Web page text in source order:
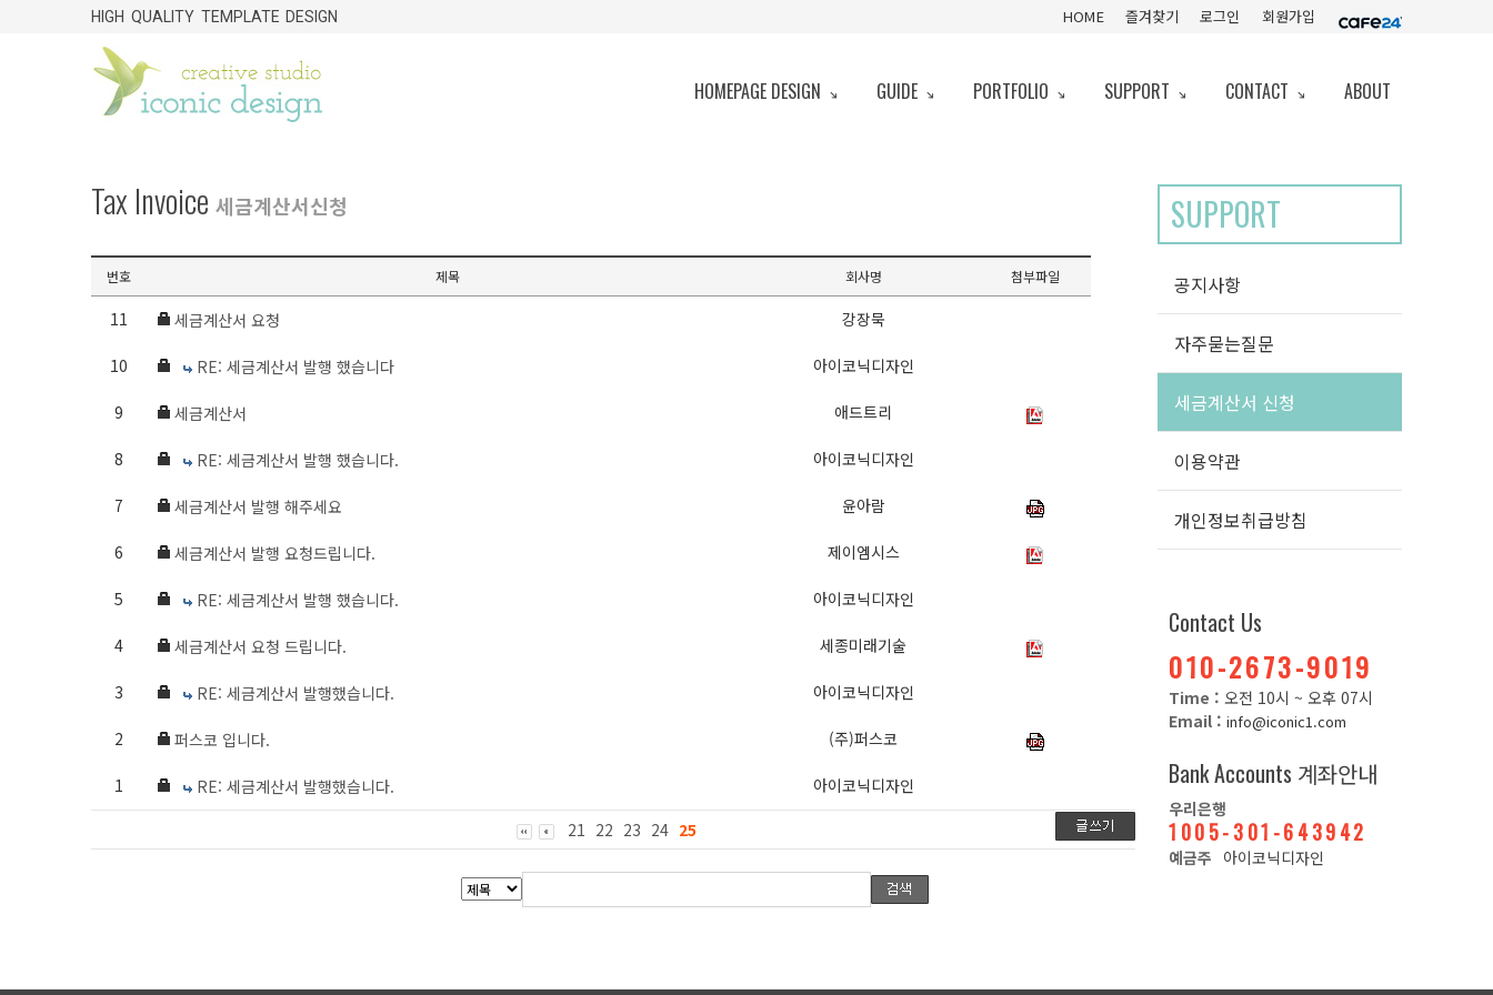
HIGH QUALITY TEMPLATE DESIGN HOME 즐겨찾기 로그인 회원가입
HOMEPAGE DESIGN GUIDE PORTFOLIO SUPPORT CONTACT ABOUT
Tax Invoice 세금계산서신청
번호 제목 회사명 첨부파일
11 세금계산서 요청 강장묵
10 RE: 세금계산서 발행 했습니다 아이코닉디자인
9 세금계산서 애드트리
8 RE: 세금계산서 발행 했습니다. 아이코닉디자인
7 세금계산서 발행 해주세요 윤아람
6 세금계산서 발행 요청드립니다. 제이엠시스
5 RE: 세금계산서 발행 했습니다. 아이코닉디자인
4 세금계산서 요청 드립니다. 세종미래기술
3 RE: 세금계산서 발행했습니다. 아이코닉디자인
2 퍼스코 입니다. (주)퍼스코
1 RE: 세금계산서 발행했습니다.
아이코닉디자인
21 22 23 24 25
SUPPORT
공지사항
자주묻는질문
세금계산서 신청
이용약관
개인정보취급방침
Contact Us
010-2673-9019
Time : 오전 10시 ~ 오후 07시
Email : info@iconic1.com
Bank Accounts 계좌안내
우리은행
1005-301-643942
예금주 아이코닉디자인